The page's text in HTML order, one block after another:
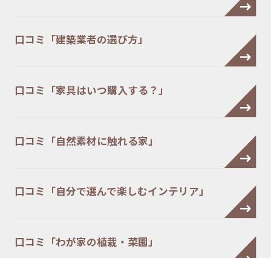
口コミ「建築業者の選び方」
口コミ「家具はいつ購入する？」
口コミ「自然素材に触れる家」
口コミ「自分で選んで楽しむインテリア」
口コミ「わが家の植栽・菜園」